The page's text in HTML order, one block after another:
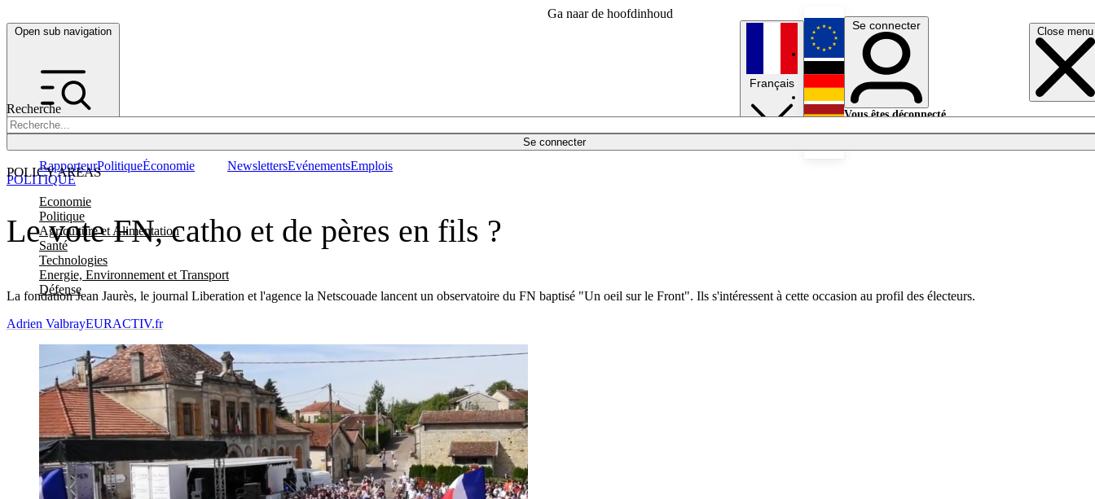
Ga naar de hoofdinhoud
Open sub navigation Close menu
Recherche
Se connecter
POLICY AREAS
Economie
Politique
Agriculture et Alimentation
Santé
Technologies
Energie, Environnement et Transport
Défense
RapporteurPolitiqueÉconomie NewslettersEvénementsEmplois
Français
English
Deutsch
Se connecter
Vous êtes déconnecté.
Le vote FN, catho et de pères en fils ?
La fondation Jean Jaurès, le journal Liberation et l'agence la Netscouade lancent un observatoire du FN baptisé "Un oeil sur le Front". Ils s'intéressent à cette occasion au profil des électeurs.
POLITIQUE
Adrien ValbrayEURACTIV.fr